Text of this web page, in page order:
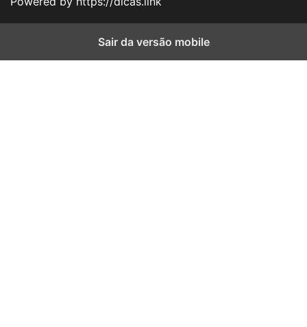
Sair da versão mobile